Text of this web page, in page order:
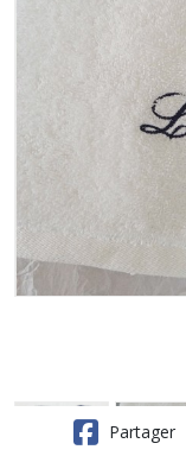
Partager